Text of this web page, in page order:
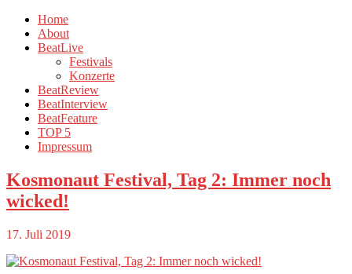
Home
About
BeatLive
Festivals
Konzerte
BeatReview
BeatInterview
BeatFeature
TOP 5
Impressum
Kosmonaut Festival, Tag 2: Immer noch
wicked!
17. Juli 2019